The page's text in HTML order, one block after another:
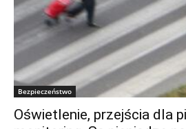
Bezpieczeństwo
Oświetlenie, przejścia dla